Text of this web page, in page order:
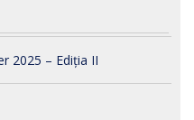
2025 – Ediția II